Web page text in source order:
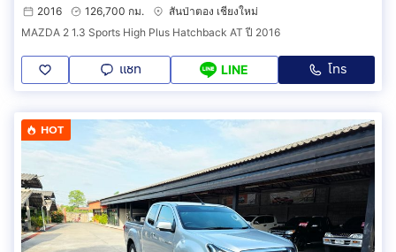
2016
126,700 กม.
สันป่าตอง เชียงใหม่
MAZDA 2 1.3 Sports High Plus Hatchback AT ปี 2016
แชท LINE โทร
HOT